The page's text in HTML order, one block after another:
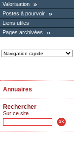
Valorisation
Postes à pourvoir
Liens utiles
Pages archivées
Annuaires
Rechercher
Sur ce site